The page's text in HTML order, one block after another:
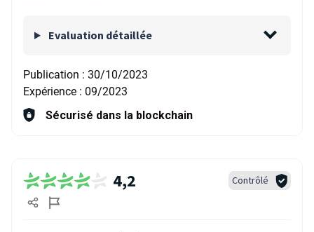
Evaluation détaillée
Publication : 30/10/2023
Expérience : 09/2023
Sécurisé dans la blockchain
4,2 Contrôlé